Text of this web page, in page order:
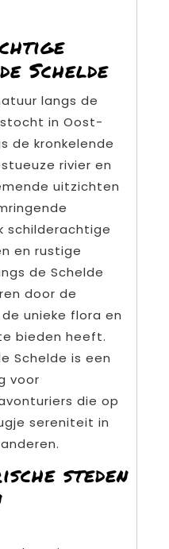
Schelde
langs de
in Oost-
de kronkelende
rivier en
uitzichten
schilderachtige
en rustige
de Schelde
door de
unieke flora en
bieden heeft.
Schelde is een
voor
die op
sereniteit in
steden